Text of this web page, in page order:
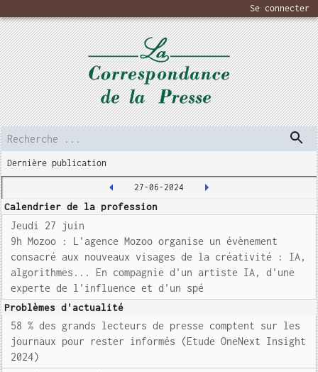
Se connecter
Dernière publication
27-06-2024
Calendrier de la profession
Jeudi 27 juin
9h Mozoo : L'agence Mozoo organise un évènement
consacré aux nouveaux visages de la créativité : IA,
algorithmes... En compagnie d'un artiste IA, d'une
experte de l'influence et d'un spé
Problèmes d'actualité
58 % des grands lecteurs de presse comptent sur les
journaux pour rester informés (Etude OneNext Insight
2024)